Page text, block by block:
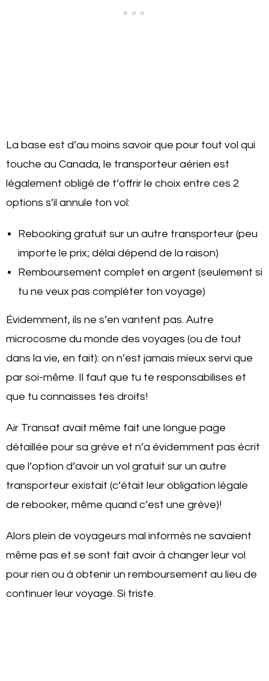
La base est d’au moins savoir que pour tout vol qui
touche au Canada, le transporteur aérien est
légalement obligé de t’offrir le choix entre ces 2
options s’il annule ton vol:
Rebooking gratuit sur un autre transporteur (peu
importe le prix; délai dépend de la raison)
Remboursement complet en argent (seulement si
tu ne veux pas compléter ton voyage)
Évidemment, ils ne s’en vantent pas. Autre
microcosme du monde des voyages (ou de tout
dans la vie, en fait): on n’est jamais mieux servi que
par soi-même. Il faut que tu te responsabilises et
que tu connaisses tes droits!
Air Transat avait même fait une longue page
détaillée pour sa grève et n’a évidemment pas écrit
que l’option d’avoir un vol gratuit sur un autre
transporteur existait (c’était leur obligation légale
de rebooker, même quand c’est une grève)!
Alors plein de voyageurs mal informés ne savaient
même pas et se sont fait avoir à changer leur vol
pour rien ou à obtenir un remboursement au lieu de
continuer leur voyage. Si triste.